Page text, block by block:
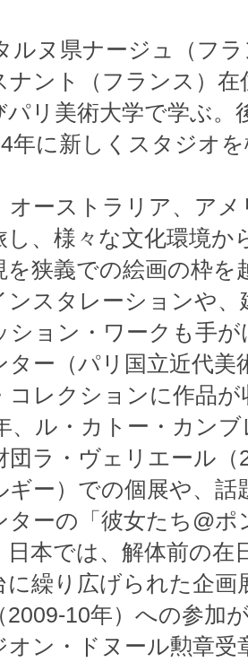
ルヌ県ナージュ（フ
ナント（フランス）
パリ美術大学で学ぶ。
年に新しくスタジオ
オーストラリア、ア
し、様々な文化環境か
を狭義での絵画の枠を
ンスタレーションや
ション・ワークも手
ター（パリ国立近代
コレクションに作品
、ル・カトー・カン
団ラ・ヴェリエール
ギー）での個展や、
ターの「彼女たち@
日本では、解体前の在
に繰り広げられた企画
2009-10年）への参加
オン・ドヌール勲章受